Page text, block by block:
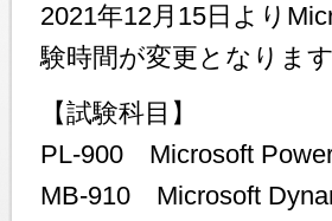
2021年12月15日より
験時間が変更となります
【試験科目】
PL-900 Microsoft
MB-910 Microsoft